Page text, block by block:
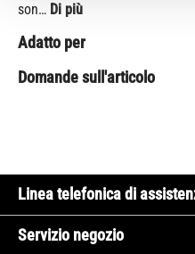
son… Di più
Adatto per
Domande sull'articolo
Linea telefonica di
Servizio negozio